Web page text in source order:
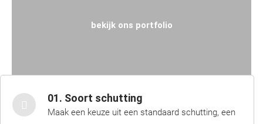
bekijk ons portfolio
01. Soort schutting
Maak een keuze uit een standaard schutting, een